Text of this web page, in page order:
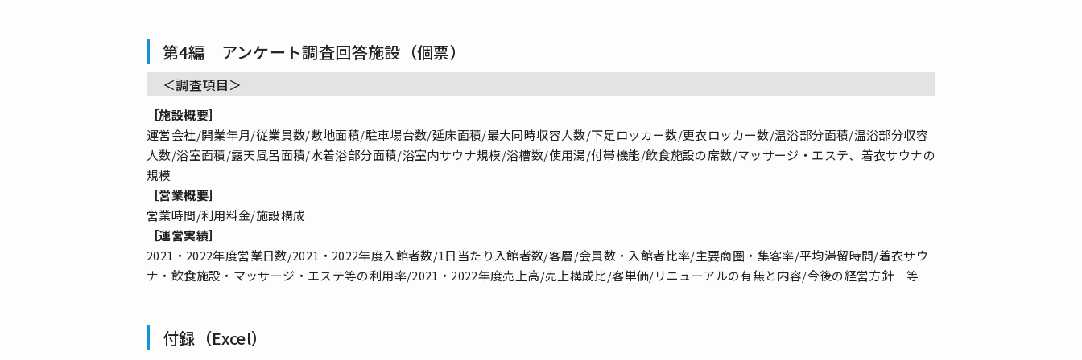
第4編 アンケート調査回答施設（個票）
＜調査項目＞
［施設概要］
運営会社/開業年月/従業員数/敷地面積/駐車場台数/延床面積/最大同時収容人数/下足ロッカー数/更衣ロッカー数/温浴部分面積/温浴部分収容
人数/浴室面積/露天風呂面積/水着浴部分面積/浴室内サウナ規模/浴槽数/使用湯/付帯機能/飲食施設の席数/マッサージ・エステ、着衣サウナの
規模
［営業概要］
営業時間/利用料金/施設構成
［運営実績］
2021・2022年度営業日数/2021・2022年度入館者数/1日当たり入館者数/客層/会員数・入館者比率/主要商圏・集客率/平均滞留時間/着衣サウ
ナ・飲食施設・マッサージ・エステ等の利用率/2021・2022年度売上高/売上構成比/客単価/リニューアルの有無と内容/今後の経営方針 等
付録（Excel）